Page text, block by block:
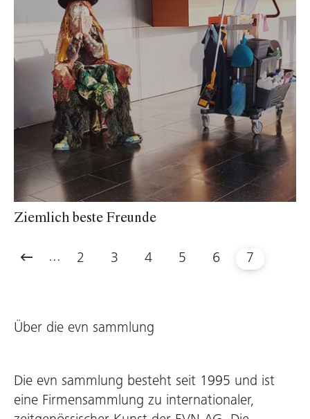
Ziemlich beste Freunde
... 2 3 4 5 6 7
Über die evn sammlung
Die evn sammlung besteht seit 1995 und ist
eine Firmensammlung zu internationaler,